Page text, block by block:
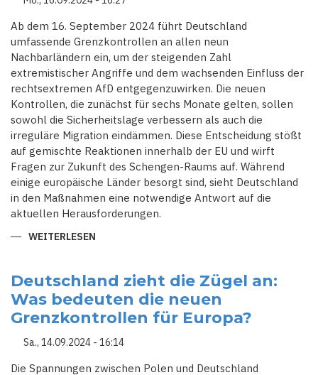
Ab dem 16. September 2024 führt Deutschland
umfassende Grenzkontrollen an allen neun
Nachbarländern ein, um der steigenden Zahl
extremistischer Angriffe und dem wachsenden Einfluss der
rechtsextremen AfD entgegenzuwirken. Die neuen
Kontrollen, die zunächst für sechs Monate gelten, sollen
sowohl die Sicherheitslage verbessern als auch die
irreguläre Migration eindämmen. Diese Entscheidung stößt
auf gemischte Reaktionen innerhalb der EU und wirft
Fragen zur Zukunft des Schengen-Raums auf. Während
einige europäische Länder besorgt sind, sieht Deutschland
in den Maßnahmen eine notwendige Antwort auf die
aktuellen Herausforderungen.
WEITERLESEN
DEUTSCHLANDS
VERSCHÄRFTE
KONTROLLEN
DIE
EU
HERAUSFORDERN
Deutschland zieht die Zügel an:
Was bedeuten die neuen
Grenzkontrollen für Europa?
Sa., 14.09.2024 - 16:14
Die Spannungen zwischen Polen und Deutschland